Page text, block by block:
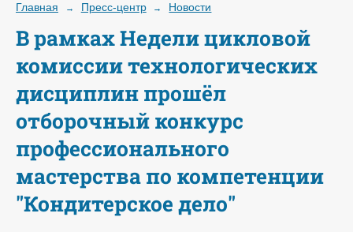
Главная → Пресс-центр → Новости
В рамках Недели цикловой
комиссии технологических
дисциплин прошёл
отборочный конкурс
профессионального
мастерства по компетенции
"Кондитерское дело"